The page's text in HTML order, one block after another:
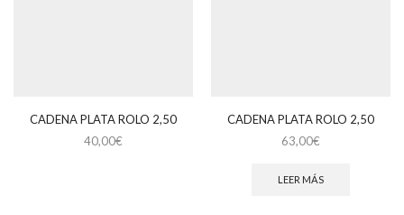
CADENA PLATA ROLO 2,50
40,00€
CADENA PLATA ROLO 2,50
63,00€
LEER MÁS